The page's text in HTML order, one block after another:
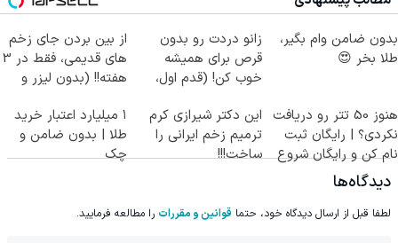
بدون ضامن وام بگیر،
طلا بخر 😍
زانو دردت رو بدون
قرص برای همیشه
خوب کن! (قدم اول،
از بین بردن جای زخم
های قدیمی، فقط در 3
هفته!! (بدون لیزر و
هنوز 50 تتر رو دریافت
نکردی؟ | رایگان ثبت
نام کن و رایگان شروع
کن!
این دکتر شیرازی کرم
ترمیم زخم ایرانی را
ساخت!!!
۱ میلیارد اعتبار خرید
طلا | بدون ضامن و
چک
دیدگاه‌ها
لطفا قبل از ارسال دیدگاه خود، حتما قوانین و مقررات را مطالعه فرمایید.